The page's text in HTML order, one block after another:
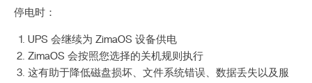
停电时：
UPS 会继续为 ZimaOS 设备供电
ZimaOS 会按照您选择的关机规则执行
这有助于降低磁盘损坏、文件系统错误、数据丢失以及服